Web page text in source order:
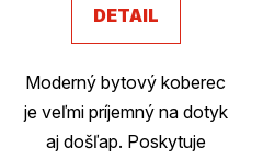
DETAIL
Moderný bytový koberec
je veľmi príjemný na dotyk
aj došľap. Poskytuje